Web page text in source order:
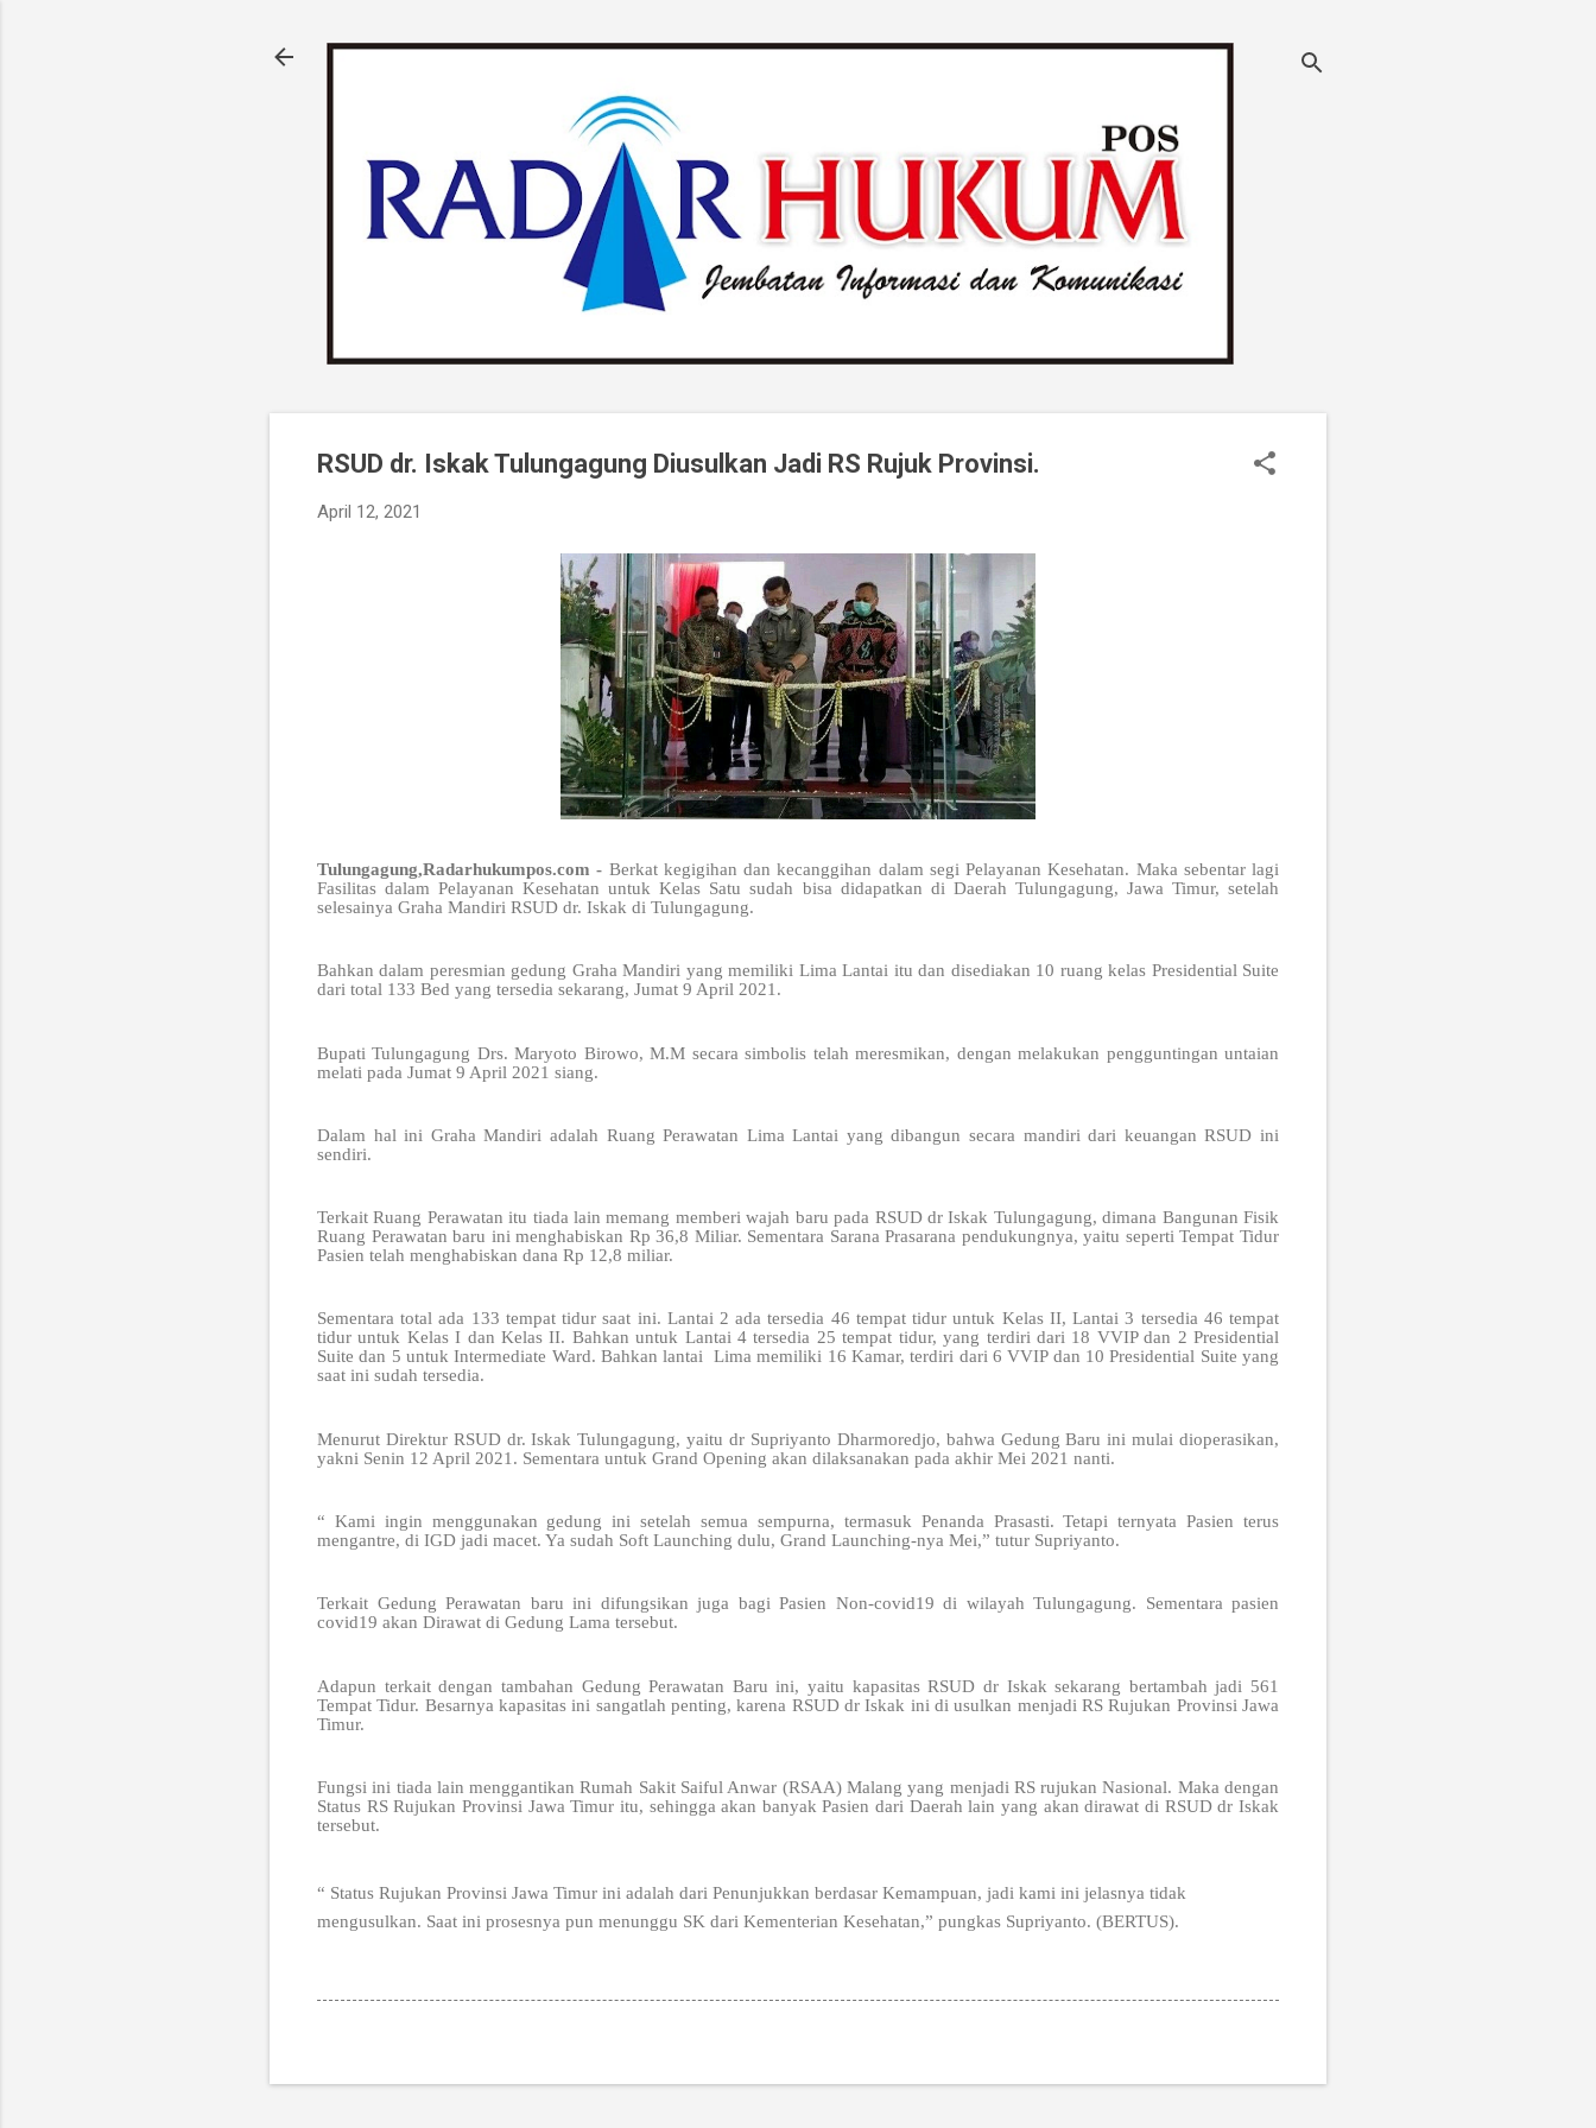
RSUD dr. Iskak Tulungagung Diusulkan Jadi RS Rujuk Provinsi.
April 12, 2021
Tulungagung,Radarhukumpos.com - Berkat kegigihan dan kecanggihan dalam segi Pelayanan Kesehatan. Maka sebentar lagi
Fasilitas dalam Pelayanan Kesehatan untuk Kelas Satu sudah bisa didapatkan di Daerah Tulungagung, Jawa Timur, setelah
selesainya Graha Mandiri RSUD dr. Iskak di Tulungagung.
Bahkan dalam peresmian gedung Graha Mandiri yang memiliki Lima Lantai itu dan disediakan 10 ruang kelas Presidential Suite
dari total 133 Bed yang tersedia sekarang, Jumat 9 April 2021.
Bupati Tulungagung Drs. Maryoto Birowo, M.M secara simbolis telah meresmikan, dengan melakukan pengguntingan untaian
melati pada Jumat 9 April 2021 siang.
Dalam hal ini Graha Mandiri adalah Ruang Perawatan Lima Lantai yang dibangun secara mandiri dari keuangan RSUD ini
sendiri.
Terkait Ruang Perawatan itu tiada lain memang memberi wajah baru pada RSUD dr Iskak Tulungagung, dimana Bangunan Fisik
Ruang Perawatan baru ini menghabiskan Rp 36,8 Miliar. Sementara Sarana Prasarana pendukungnya, yaitu seperti Tempat Tidur
Pasien telah menghabiskan dana Rp 12,8 miliar.
Sementara total ada 133 tempat tidur saat ini. Lantai 2 ada tersedia 46 tempat tidur untuk Kelas II, Lantai 3 tersedia 46 tempat
tidur untuk Kelas I dan Kelas II. Bahkan untuk Lantai 4 tersedia 25 tempat tidur, yang terdiri dari 18 VVIP dan 2 Presidential
Suite dan 5 untuk Intermediate Ward. Bahkan lantai Lima memiliki 16 Kamar, terdiri dari 6 VVIP dan 10 Presidential Suite yang
saat ini sudah tersedia.
Menurut Direktur RSUD dr. Iskak Tulungagung, yaitu dr Supriyanto Dharmoredjo, bahwa Gedung Baru ini mulai dioperasikan,
yakni Senin 12 April 2021. Sementara untuk Grand Opening akan dilaksanakan pada akhir Mei 2021 nanti.
“ Kami ingin menggunakan gedung ini setelah semua sempurna, termasuk Penanda Prasasti. Tetapi ternyata Pasien terus
mengantre, di IGD jadi macet. Ya sudah Soft Launching dulu, Grand Launching-nya Mei,” tutur Supriyanto.
Terkait Gedung Perawatan baru ini difungsikan juga bagi Pasien Non-covid19 di wilayah Tulungagung. Sementara pasien
covid19 akan Dirawat di Gedung Lama tersebut.
Adapun terkait dengan tambahan Gedung Perawatan Baru ini, yaitu kapasitas RSUD dr Iskak sekarang bertambah jadi 561
Tempat Tidur. Besarnya kapasitas ini sangatlah penting, karena RSUD dr Iskak ini di usulkan menjadi RS Rujukan Provinsi Jawa
Timur.
Fungsi ini tiada lain menggantikan Rumah Sakit Saiful Anwar (RSAA) Malang yang menjadi RS rujukan Nasional. Maka dengan
Status RS Rujukan Provinsi Jawa Timur itu, sehingga akan banyak Pasien dari Daerah lain yang akan dirawat di RSUD dr Iskak
tersebut.
“ Status Rujukan Provinsi Jawa Timur ini adalah dari Penunjukkan berdasar Kemampuan, jadi kami ini jelasnya tidak
mengusulkan. Saat ini prosesnya pun menunggu SK dari Kementerian Kesehatan,” pungkas Supriyanto. (BERTUS).